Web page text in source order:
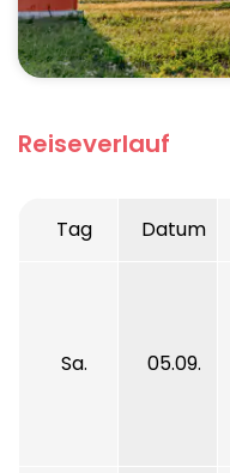
Reiseverlauf
Tag Datum
Sa. 05.09.